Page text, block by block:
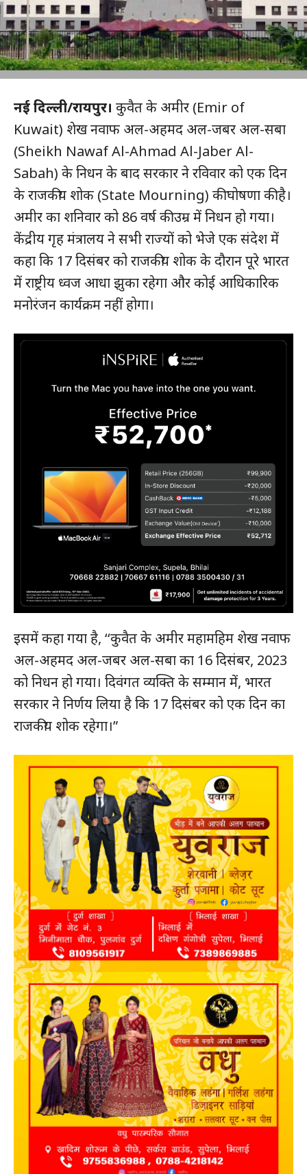
नई दिल्‍ली/रायपुर। कुवैत के अमीर (Emir of
Kuwait) शेख नवाफ अल-अहमद अल-जबर अल-सबा
(Sheikh Nawaf Al-Ahmad Al-Jaber Al-
Sabah) के निधन के बाद सरकार ने रविवार को एक दिन
के राजकीय शोक (State Mourning) की घोषणा की है।
अमीर का शनिवार को 86 वर्ष की उम्र में निधन हो गया।
केंद्रीय गृह मंत्रालय ने सभी राज्यों को भेजे एक संदेश में
कहा कि 17 दिसंबर को राजकीय शोक के दौरान पूरे भारत
में राष्ट्रीय ध्वज आधा झुका रहेगा और कोई आधिकारिक
मनोरंजन कार्यक्रम नहीं होगा।
इसमें कहा गया है, ‘‘कुवैत के अमीर महामहिम शेख नवाफ
अल-अहमद अल-जबर अल-सबा का 16 दिसंबर, 2023
को निधन हो गया। दिवंगत व्यक्ति के सम्मान में, भारत
सरकार ने निर्णय लिया है कि 17 दिसंबर को एक दिन का
राजकीय शोक रहेगा।”